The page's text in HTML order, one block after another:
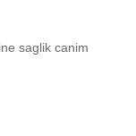
saglik canim